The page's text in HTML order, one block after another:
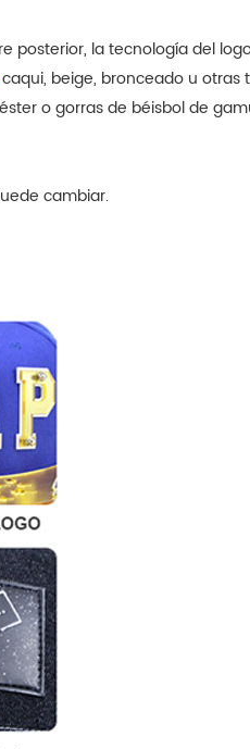
posterior, la tecnología del
beige, bronceado u otras
o gorras de béisbol de
cambiar.